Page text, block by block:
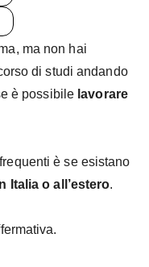
ma non hai
di studi andando
è possibile lavorare
è se esistano
Italia o all’estero.